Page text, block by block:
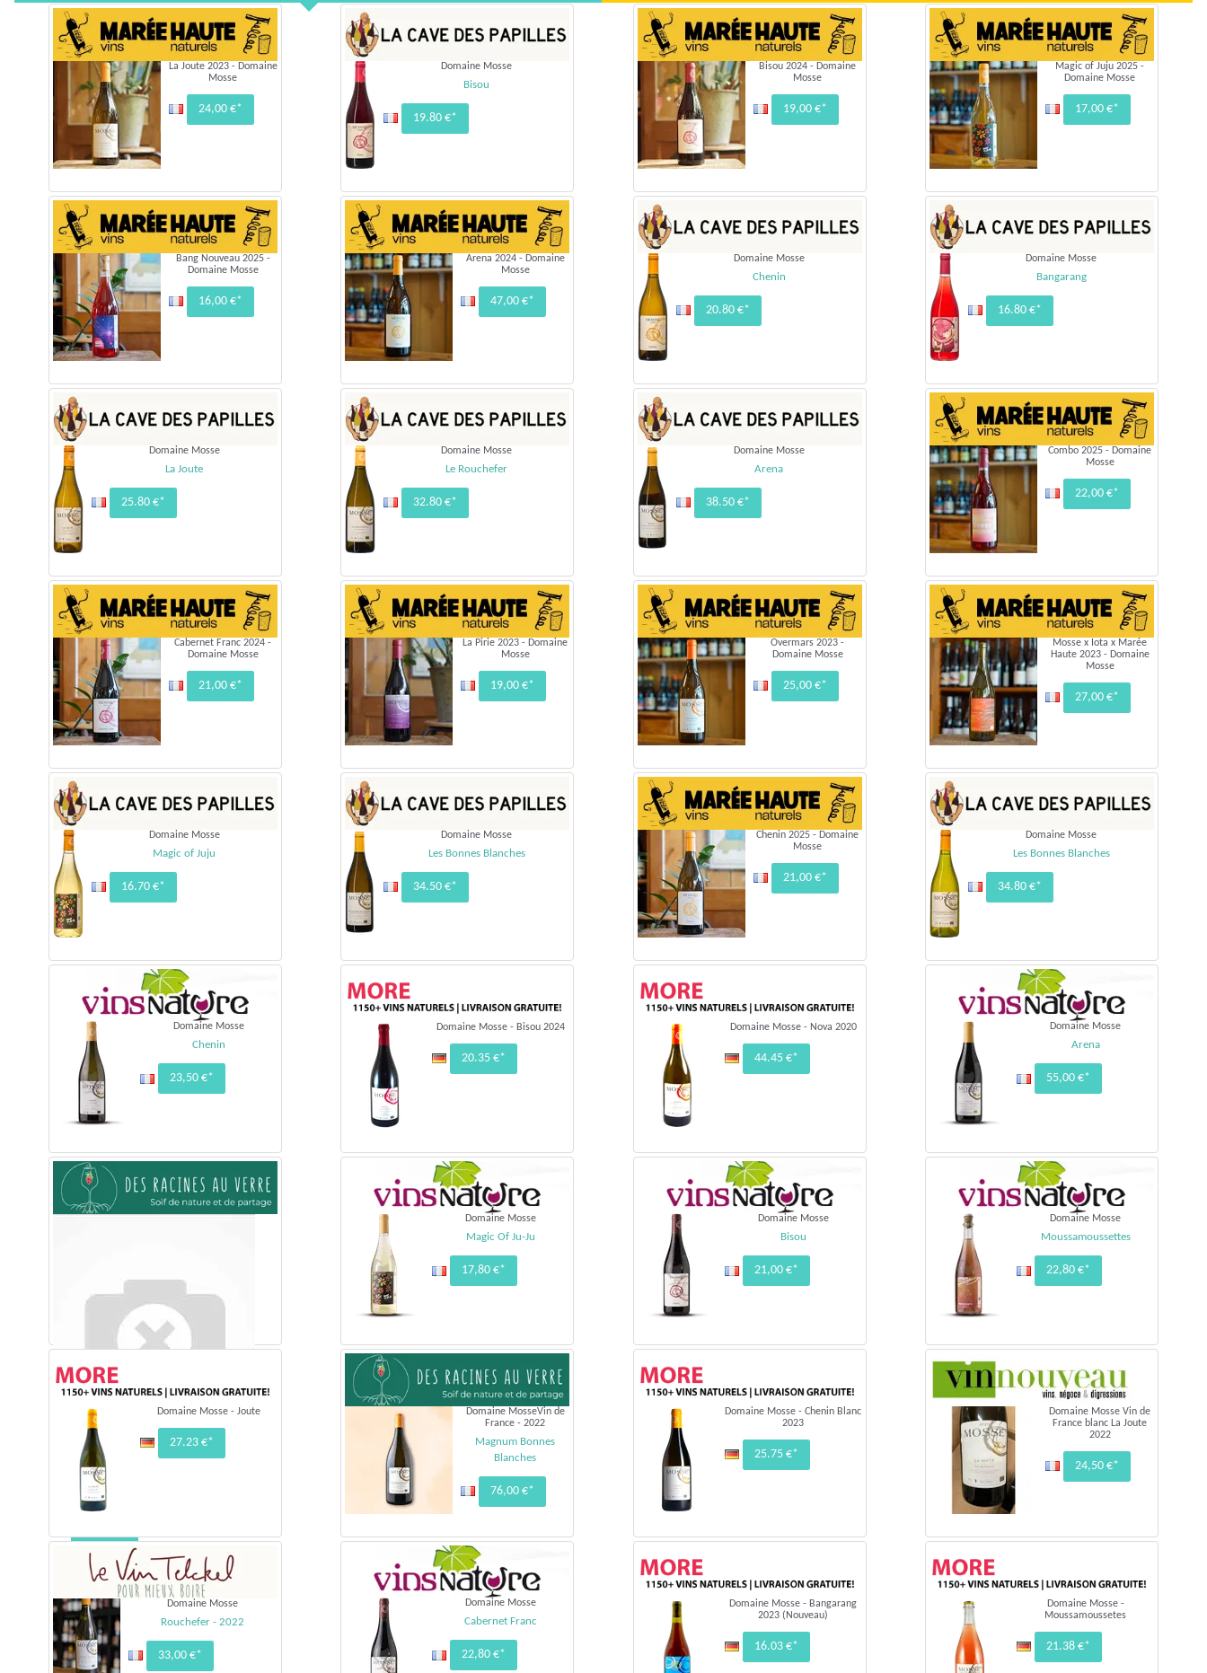
La Joute 2023 - Domaine
Mosse
24,00 €*
Domaine Mosse
Bisou
19.80 €*
Bisou 2024 - Domaine
Mosse
19,00 €*
Magic of Juju 2025 -
Domaine Mosse
17,00 €*
Bang Nouveau 2025 -
Domaine Mosse
16,00 €*
Arena 2024 - Domaine
Mosse
47,00 €*
Domaine Mosse
Chenin
20.80 €*
Domaine Mosse
Bangarang
16.80 €*
Domaine Mosse
La Joute
25.80 €*
Domaine Mosse
Le Rouchefer
32.80 €*
Domaine Mosse
Arena
38.50 €*
Combo 2025 - Domaine
Mosse
22,00 €*
Cabernet Franc 2024 -
Domaine Mosse
21,00 €*
La Pirie 2023 - Domaine
Mosse
19,00 €*
Overmars 2023 -
Domaine Mosse
25,00 €*
Mosse x Iota x Marée
Haute 2023 - Domaine
Mosse
27,00 €*
Domaine Mosse
Magic of Juju
16.70 €*
Domaine Mosse
Les Bonnes Blanches
34.50 €*
Chenin 2025 - Domaine
Mosse
21,00 €*
Domaine Mosse
Les Bonnes Blanches
34.80 €*
Domaine Mosse
Chenin
23,50 €*
Domaine Mosse - Bisou 2024
20.35 €*
Domaine Mosse - Nova 2020
44.45 €*
Domaine Mosse
Arena
55,00 €*
Domaine MosseVin de France - 2023
Domaine Mosse
Magic Of Ju-Ju
17,80 €*
Domaine Mosse
Bisou
21,00 €*
Domaine Mosse
Moussamoussettes
22,80 €*
Domaine Mosse - Joute
27.23 €*
Domaine MosseVin de
France - 2022
Magnum Bonnes
Blanches
76,00 €*
Domaine Mosse - Chenin Blanc
2023
25.75 €*
Domaine Mosse Vin de
France blanc La Joute
2022
24,50 €*
Domaine Mosse
Rouchefer - 2022
33,00 €*
Domaine Mosse
Cabernet Franc
22,80 €*
Domaine Mosse - Bangarang
2023 (Nouveau)
16.03 €*
Domaine Mosse -
Moussamoussetes
21.38 €*